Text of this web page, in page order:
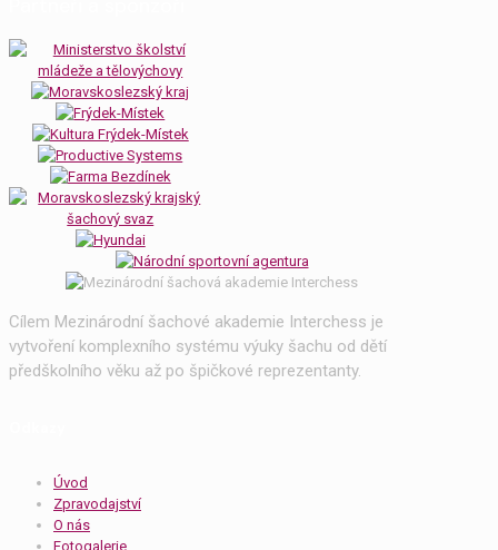
Cílem Mezinárodní šachové akademie Interchess je
vytvoření komplexního systému výuky šachu od dětí
předškolního věku až po špičkové reprezentanty.
Úvod
Zpravodajství
O nás
Fotogalerie